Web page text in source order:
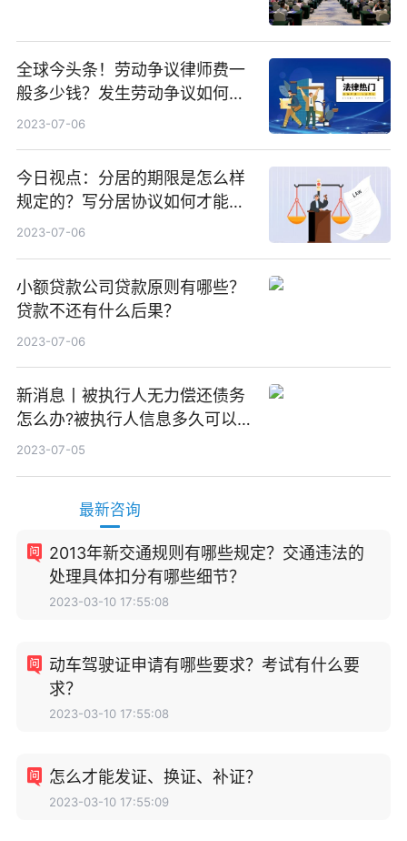
全球今头条！劳动争议律师费一
般多少钱？发生劳动争议如何算
工资？
2023-07-06
今日视点：分居的期限是怎么样
规定的？写分居协议如何才能有
效？
2023-07-06
小额贷款公司贷款原则有哪些？
贷款不还有什么后果？
2023-07-06
新消息丨被执行人无力偿还债务
怎么办?被执行人信息多久可以
消除?
2023-07-05
最新咨询
2013年新交通规则有哪些规定？交通违法的
处理具体扣分有哪些细节？
2023-03-10 17:55:08
动车驾驶证申请有哪些要求？考试有什么要
求？
2023-03-10 17:55:08
怎么才能发证、换证、补证？
2023-03-10 17:55:09